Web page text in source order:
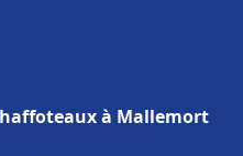
à Mallemort